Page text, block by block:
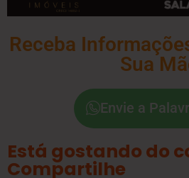
Receba
Sua
Envie a
Está gostando do
Compartilhe